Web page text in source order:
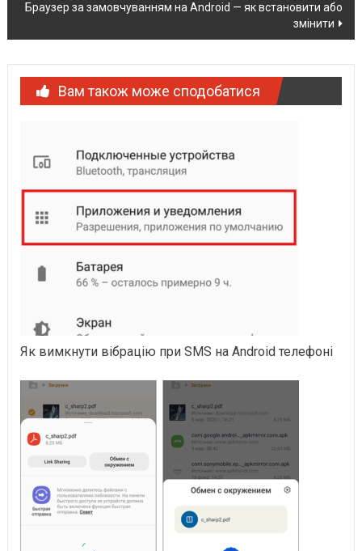
Браузер за замовчуванням на Android — як встановити або
змінити
Вам також може сподобатися
Як вимкнути вібрацію при SMS на Android телефоні